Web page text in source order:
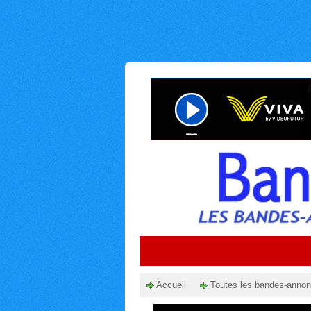
Accueil Toutes les bandes-